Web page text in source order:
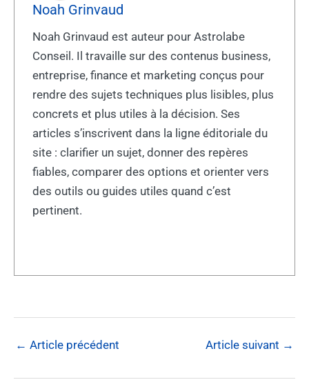
Noah Grinvaud
Noah Grinvaud est auteur pour Astrolabe
Conseil. Il travaille sur des contenus business,
entreprise, finance et marketing conçus pour
rendre des sujets techniques plus lisibles, plus
concrets et plus utiles à la décision. Ses
articles s’inscrivent dans la ligne éditoriale du
site : clarifier un sujet, donner des repères
fiables, comparer des options et orienter vers
des outils ou guides utiles quand c’est
pertinent.
← Article précédent Article suivant →